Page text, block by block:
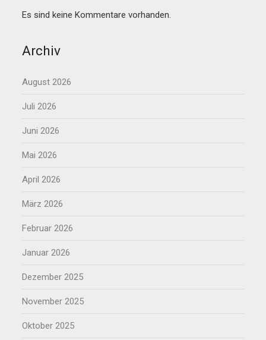
Es sind keine Kommentare vorhanden.
Archiv
August 2026
Juli 2026
Juni 2026
Mai 2026
April 2026
März 2026
Februar 2026
Januar 2026
Dezember 2025
November 2025
Oktober 2025